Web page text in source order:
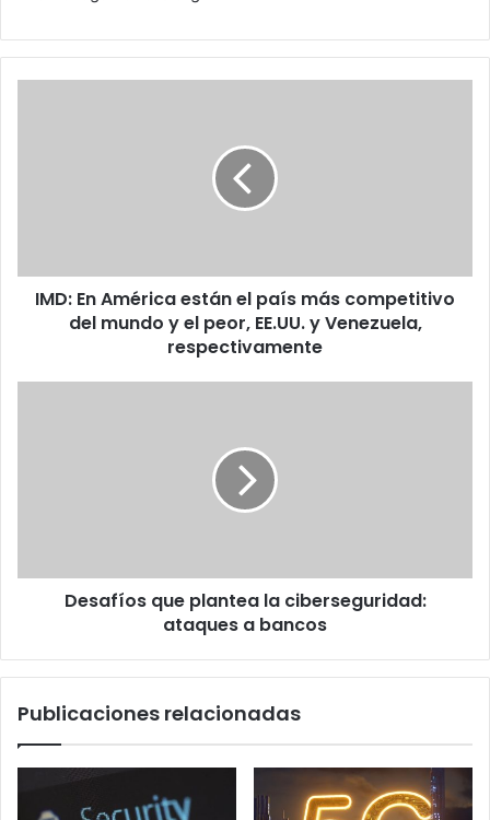
del
mundo
IMD: En América están el país más competitivo
del mundo y el peor, EE.UU. y Venezuela,
respectivamente
Desafíos que plantea la ciberseguridad:
ataques a bancos
Publicaciones relacionadas